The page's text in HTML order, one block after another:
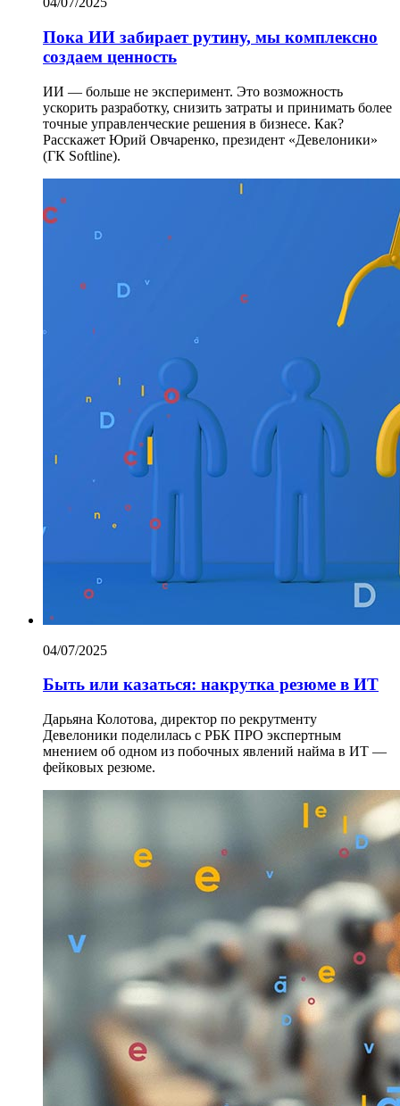
Пока ИИ забирает рутину, мы комплексно
создаем ценность
ИИ — больше не эксперимент. Это возможность
ускорить разработку, снизить затраты и принимать более
точные управленческие решения в бизнесе. Как?
Расскажет Юрий Овчаренко, президент «Девелоники»
(ГК Softline).
04/07/2025
Быть или казаться: накрутка резюме в ИТ
Дарьяна Колотова, директор по рекрутменту
Девелоники поделилась с РБК ПРО экспертным
мнением об одном из побочных явлений найма в ИТ —
фейковых резюме.